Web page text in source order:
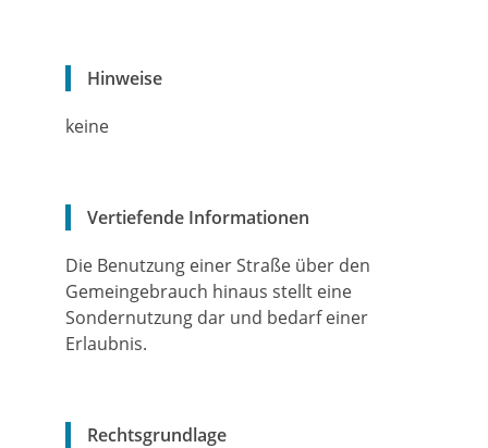
Hinweise
keine
Vertiefende Informationen
Die Benutzung einer Straße über den
Gemeingebrauch hinaus stellt eine
Sondernutzung dar und bedarf einer
Erlaubnis.
Rechtsgrundlage